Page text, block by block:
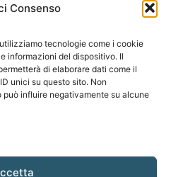
Consenso
tecnologie come i cookie
informazioni del dispositivo. Il
di elaborare dati come il
unici su questo sito. Non
influire negativamente su alcune